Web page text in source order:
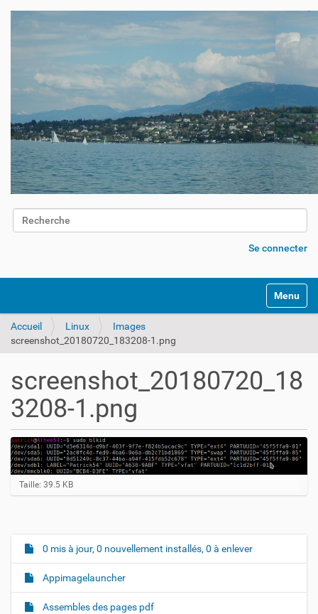
Chercher par
Se connecter
Activer/
Accueil Linux
Images
screenshot_20180720_183208-1.png
screenshot_20180720_18
3208-1.png
C
l
u
Taille: 39.5 KB
N
a
v
0 mis à jour, 0 nouvellement installés, 0 à enlever
Appimagelauncher
Assembles des pages pdf